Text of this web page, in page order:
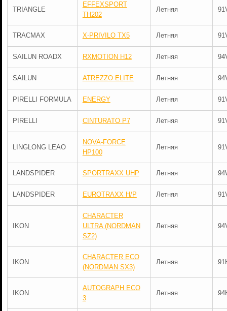
TRIANGLE
EFFEXSPORT
TH202
Летняя
TRACMAX X-PRIVILO TX5 Летняя
SAILUN ROADX RXMOTION H12 Летняя
SAILUN ATREZZO ELITE Летняя
PIRELLI FORMULA ENERGY Летняя
PIRELLI CINTURATO P7 Летняя
LINGLONG LEAO
NOVA-FORCE
HP100
Летняя
LANDSPIDER SPORTRAXX UHP Летняя
LANDSPIDER EUROTRAXX H/P Летняя
IKON
CHARACTER
ULTRA (NORDMAN
SZ2)
Летняя
IKON
CHARACTER ECO
(NORDMAN SX3)
Летняя
IKON
AUTOGRAPH ECO
3
Летняя